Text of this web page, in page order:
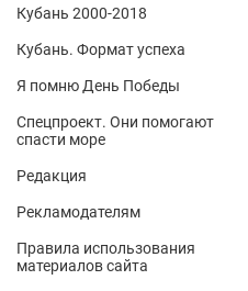
Кубань 2000-2018
Кубань. Формат успеха
Я помню День Победы
Спецпроект. Они помогают
спасти море
Редакция
Рекламодателям
Правила использования
материалов сайта